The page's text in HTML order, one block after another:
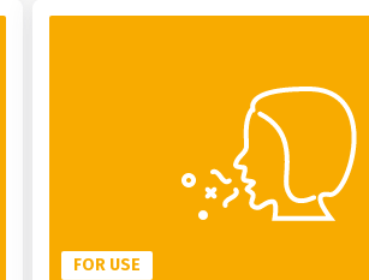
FOR USE